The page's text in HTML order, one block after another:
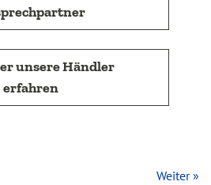
unsere Händler
erfahren
Weiter »